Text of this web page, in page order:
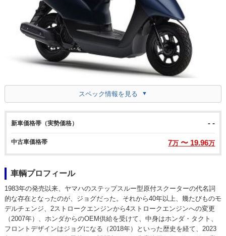
スペック情報を見る
新車価格帯（実勢価格） - -
中古車価格帯 7万 〜 19.96万
車輌プロフィール
1983年の発売以来、ヤマハのステップスルー型原付スクーターの代名詞
的な存在となったのが、ジョグだった。それから40年以上、幾たびものモ
デルチェンジ、2ストロークエンジンから4ストロークエンジンへの変更
（2007年）、ホンダからのOEM供給を受けて、中身はホンダ・タクト、
フロントデザインはジョグになる（2018年）といった歴史を経て、2023